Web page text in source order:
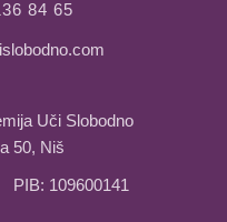
84 65
Uči Slobodno
50, Niš
109600141